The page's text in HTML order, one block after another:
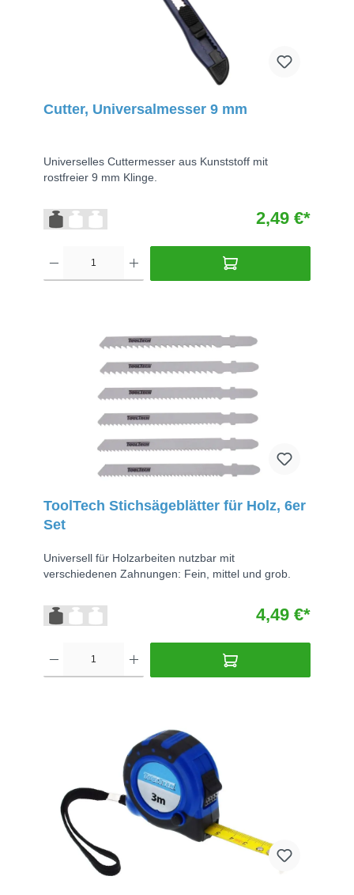
Cutter, Universalmesser 9 mm
Universelles Cuttermesser aus Kunststoff mit
rostfreier 9 mm Klinge.
2,49 €*
ToolTech Stichsägeblätter für Holz, 6er
Set
Universell für Holzarbeiten nutzbar mit
verschiedenen Zahnungen: Fein, mittel und grob.
4,49 €*